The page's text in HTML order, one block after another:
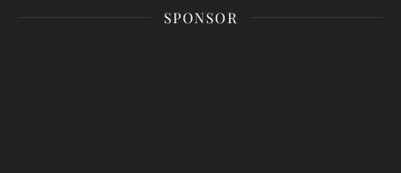
SPONSOR